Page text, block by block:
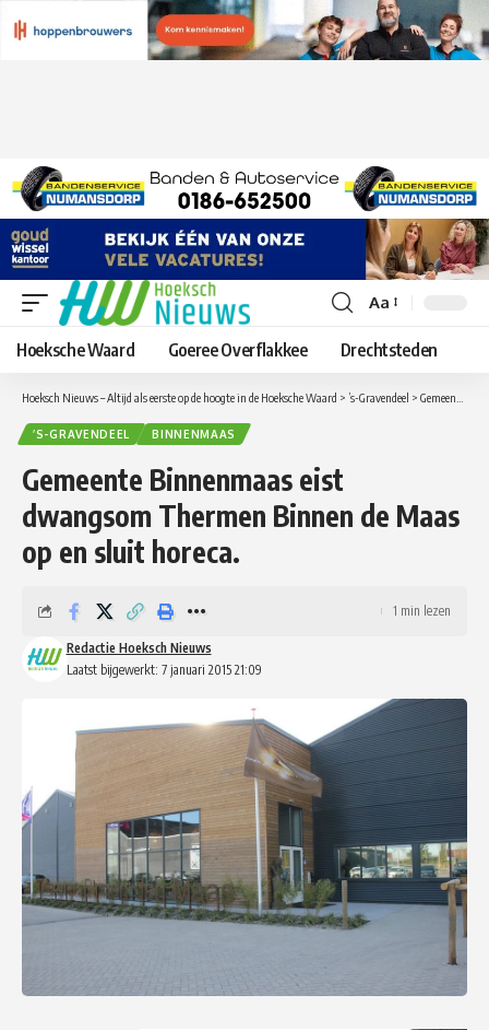
Lettergrootte
aanpassen
Aa
Hoeksche Waard Goeree Overflakkee Drechtsteden
Hoeksch Nieuws – Altijd als eerste op de hoogte in de Hoeksche Waard > ’s-Gravendeel > Gemeente Binnenmaas eist dwangsom Thermen Binnen de Maas op en sluit horeca.
’S-GRAVENDEEL BINNENMAAS
Gemeente Binnenmaas eist
dwangsom Thermen Binnen de Maas
op en sluit horeca.
Laatst bijgewerkt: 7 januari 2015 21:09
Redactie Hoeksch Nieuws
1 min lezen